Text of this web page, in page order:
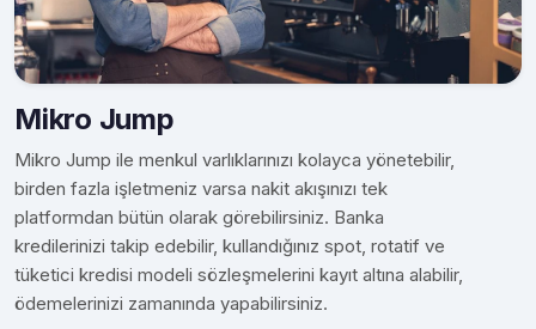
Mikro Jump
Mikro Jump ile menkul varlıklarınızı kolayca yönetebilir,
birden fazla işletmeniz varsa nakit akışınızı tek
platformdan bütün olarak görebilirsiniz. Banka
kredilerinizi takip edebilir, kullandığınız spot, rotatif ve
tüketici kredisi modeli sözleşmelerini kayıt altına alabilir,
ödemelerinizi zamanında yapabilirsiniz.